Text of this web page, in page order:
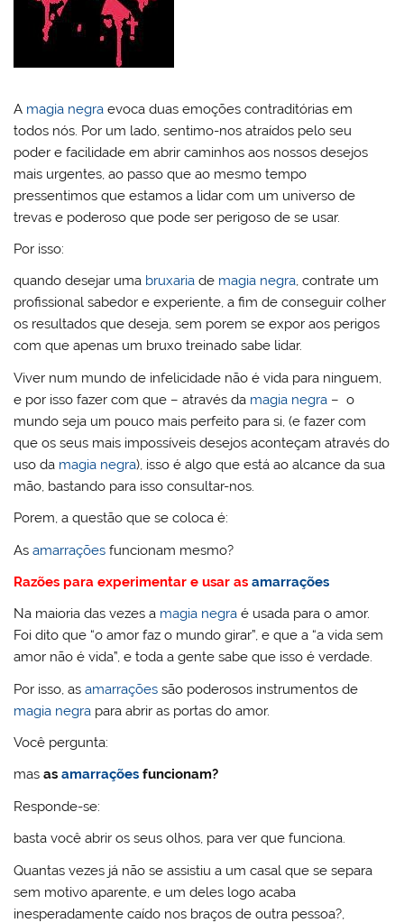
A magia negra evoca duas emoções contraditórias em
todos nós. Por um lado, sentimo-nos atraídos pelo seu
poder e facilidade em abrir caminhos aos nossos desejos
mais urgentes, ao passo que ao mesmo tempo
pressentimos que estamos a lidar com um universo de
trevas e poderoso que pode ser perigoso de se usar.
Por isso:
quando desejar uma bruxaria de magia negra, contrate um
profissional sabedor e experiente, a fim de conseguir colher
os resultados que deseja, sem porem se expor aos perigos
com que apenas um bruxo treinado sabe lidar.
Viver num mundo de infelicidade não é vida para ninguem,
e por isso fazer com que – através da magia negra – o
mundo seja um pouco mais perfeito para si, (e fazer com
que os seus mais impossíveis desejos aconteçam através do
uso da magia negra), isso é algo que está ao alcance da sua
mão, bastando para isso consultar-nos.
Porem, a questão que se coloca é:
Asamarrações funcionam mesmo?
Razões para experimentar e usar asamarrações
Na maioria das vezes a magia negra é usada para o amor.
Foi dito que “o amor faz o mundo girar”, e que a “a vida sem
amor não é vida”, e toda a gente sabe que isso é verdade.
Por isso, asamarrações são poderosos instrumentos de
magia negra para abrir as portas do amor.
Você pergunta:
masasamarrações funcionam?
Responde-se:
basta você abrir os seus olhos, para ver que funciona.
Quantas vezes já não se assistiu a um casal que se separa
sem motivo aparente, e um deles logo acaba
inesperadamente caído nos braços de outra pessoa?,